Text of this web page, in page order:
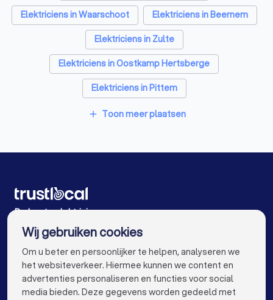
Elektriciens in Waarschoot
Elektriciens in Beernem
Elektriciens in Zulte
Elektriciens in Oostkamp Hertsberge
Elektriciens in Pittem
Elektriciens in Maldegem Adegem
Elektriciens in Antwerpen
Elektriciens in Leuven
Elektriciens in Aalst
Elektriciens in Mechelen
Elektriciens in Hasselt
Elektriciens in Sint-Niklaas
Elektriciens in Genk
Elektriciens in Roeselare
add Toon meer plaatsen
De beste elektriciens voor u
Wij gebruiken cookies
Om u beter en persoonlijker te helpen, analyseren we
het websiteverkeer. Hiermee kunnen we content en
advertenties personaliseren en functies voor social
media bieden. Deze gegevens worden gedeeld met